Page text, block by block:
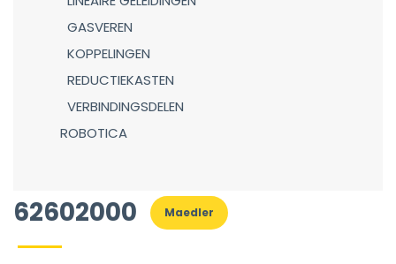
GASVEREN
KOPPELINGEN
REDUCTIEKASTEN
VERBINDINGSDELEN
ROBOTICA
62602000 Maedler